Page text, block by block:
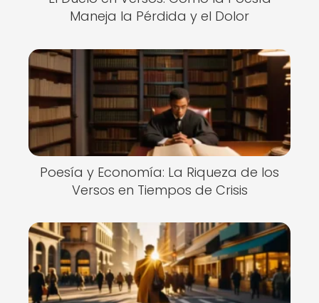
Maneja la Pérdida y el Dolor
Poesía y Economía: La Riqueza de los
Versos en Tiempos de Crisis